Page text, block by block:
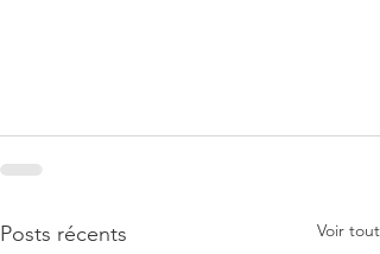
Posts récents Voir tout